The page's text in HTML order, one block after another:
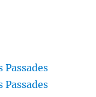
Passades
Passades